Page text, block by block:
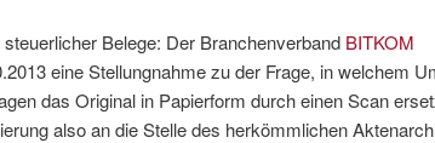
Belege: Der Branchenverband BITKOM
eine Stellungnahme zu der Frage, in welchem
das Original in Papierform durch einen Scan
also an die Stelle des herkömmlichen